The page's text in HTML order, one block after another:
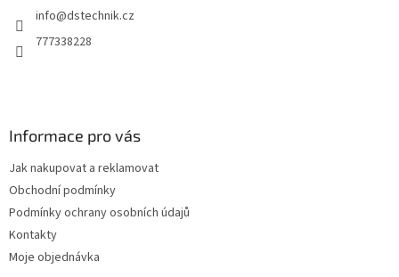
info@dstechnik.cz
777338228
Informace pro vás
Jak nakupovat a reklamovat
Obchodní podmínky
Podmínky ochrany osobních údajů
Kontakty
Moje objednávka